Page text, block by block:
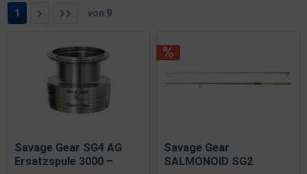
1 von 9
Savage Gear SG4 AG
Ersatzspule 3000 –
Savage Gear
SALMONOID SG2